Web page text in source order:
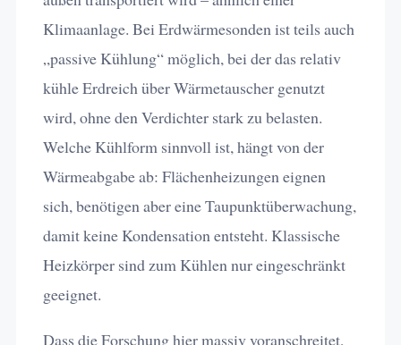
Klimaanlage. Bei Erdwärmesonden ist teils auch
„passive Kühlung“ möglich, bei der das relativ
kühle Erdreich über Wärmetauscher genutzt
wird, ohne den Verdichter stark zu belasten.
Welche Kühlform sinnvoll ist, hängt von der
Wärmeabgabe ab: Flächenheizungen eignen
sich, benötigen aber eine Taupunktüberwachung,
damit keine Kondensation entsteht. Klassische
Heizkörper sind zum Kühlen nur eingeschränkt
geeignet.
Dass die Forschung hier massiv voranschreitet,